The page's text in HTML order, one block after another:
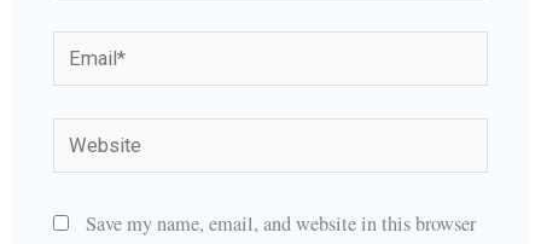
Email*
Website
Save my name, email, and website in this browser